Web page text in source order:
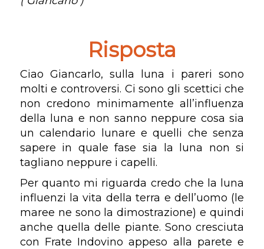
Risposta
Ciao Giancarlo, sulla luna i pareri sono
molti e controversi. Ci sono gli scettici che
non credono minimamente all’influenza
della luna e non sanno neppure cosa sia
un calendario lunare e quelli che senza
sapere in quale fase sia la luna non si
tagliano neppure i capelli.
Per quanto mi riguarda credo che la luna
influenzi la vita della terra e dell’uomo (le
maree ne sono la dimostrazione) e quindi
anche quella delle piante. Sono cresciuta
con Frate Indovino appeso alla parete e